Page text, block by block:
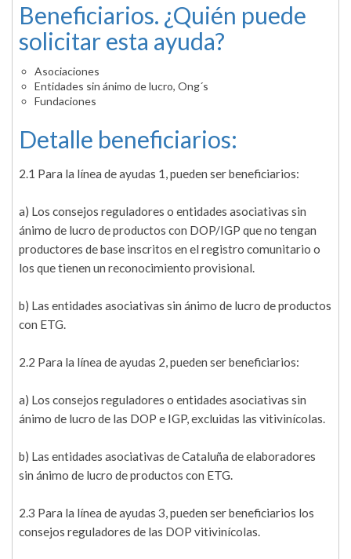
Beneficiarios. ¿Quién puede
solicitar esta ayuda?
Asociaciones
Entidades sin ánimo de lucro, Ong´s
Fundaciones
Detalle beneficiarios:
2.1 Para la línea de ayudas 1, pueden ser beneficiarios:
a) Los consejos reguladores o entidades asociativas sin
ánimo de lucro de productos con DOP/IGP que no tengan
productores de base inscritos en el registro comunitario o
los que tienen un reconocimiento provisional.
b) Las entidades asociativas sin ánimo de lucro de productos
con ETG.
2.2 Para la línea de ayudas 2, pueden ser beneficiarios:
a) Los consejos reguladores o entidades asociativas sin
ánimo de lucro de las DOP e IGP, excluidas las vitivinícolas.
b) Las entidades asociativas de Cataluña de elaboradores
sin ánimo de lucro de productos con ETG.
2.3 Para la línea de ayudas 3, pueden ser beneficiarios los
consejos reguladores de las DOP vitivinícolas.